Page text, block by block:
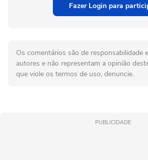
Fazer Login para
Os comentários são de responsabilidade
autores e não representam a opinião
que viole os termos de uso, denuncie.
PUBLICIDADE